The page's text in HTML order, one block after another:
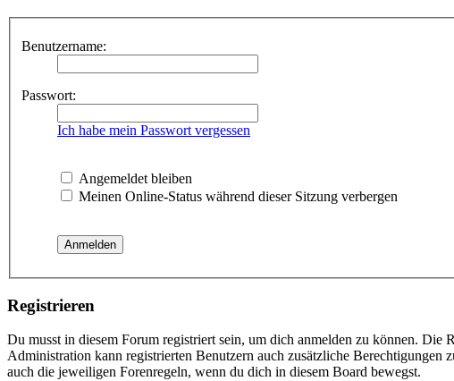
Benutzername:
Passwort:
Ich habe mein Passwort vergessen
Angemeldet bleiben
Meinen Online-Status während dieser Sitzung verbergen
Registrieren
Du musst in diesem Forum registriert sein, um dich anmelden zu können.
Administration kann registrierten Benutzern auch zusätzliche Berechtigungen
auch die jeweiligen Forenregeln, wenn du dich in diesem Board bewegst.